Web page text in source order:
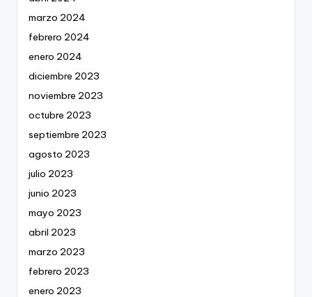
marzo 2024
febrero 2024
enero 2024
diciembre 2023
noviembre 2023
octubre 2023
septiembre 2023
agosto 2023
julio 2023
junio 2023
mayo 2023
abril 2023
marzo 2023
febrero 2023
enero 2023